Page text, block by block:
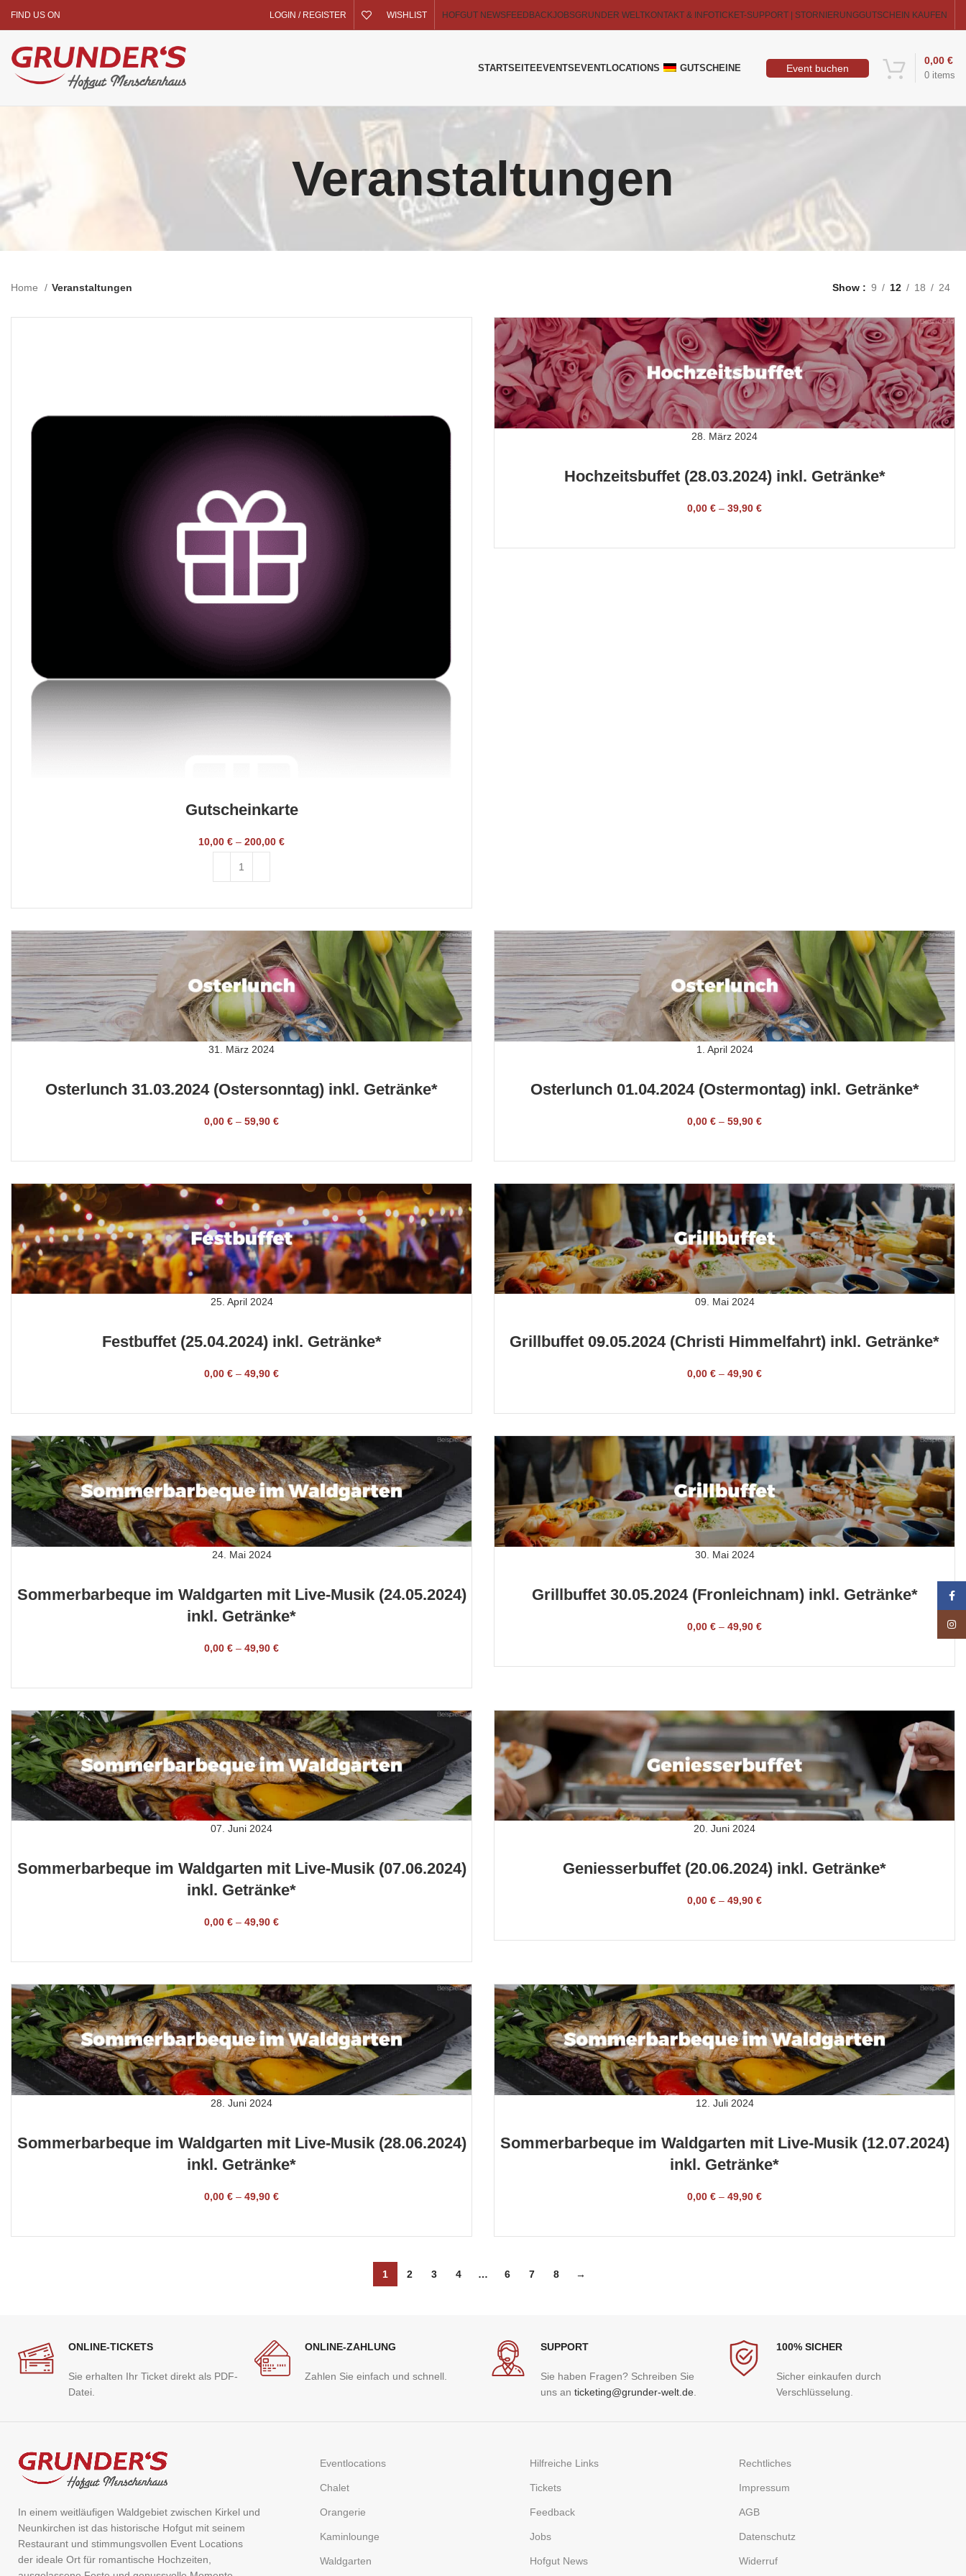
FIND US ON LOGIN / REGISTER WISHLIST HOFGUT NEWSFEEDBACKJOBSGRUNDER WELTKONTAKT & INFOTICKET-SUPPORT | STORNIERUNGGUTSCHEIN KAUFEN
STARTSEITEEVENTS EVENTLOCATIONS GUTSCHEINE Event buchen
0 items
0,00 €
Veranstaltungen
Home Veranstaltungen Show 9 12 18 24
Gutscheinkarte
10,00 € – 200,00 €
28. März 2024
Hochzeitsbuffet (28.03.2024) inkl. Getränke*
0,00 € – 39,90 €
31. März 2024
Osterlunch 31.03.2024 (Ostersonntag) inkl. Getränke*
0,00 € – 59,90 €
1. April 2024
Osterlunch 01.04.2024 (Ostermontag) inkl. Getränke*
0,00 € – 59,90 €
25. April 2024
Festbuffet (25.04.2024) inkl. Getränke*
0,00 € – 49,90 €
09. Mai 2024
Grillbuffet 09.05.2024 (Christi Himmelfahrt) inkl. Getränke*
0,00 € – 49,90 €
24. Mai 2024
Sommerbarbeque im Waldgarten mit Live-Musik (24.05.2024)
inkl. Getränke*
0,00 € – 49,90 €
30. Mai 2024
Grillbuffet 30.05.2024 (Fronleichnam) inkl. Getränke*
0,00 € – 49,90 €
07. Juni 2024
Sommerbarbeque im Waldgarten mit Live-Musik (07.06.2024)
inkl. Getränke*
0,00 € – 49,90 €
20. Juni 2024
Geniesserbuffet (20.06.2024) inkl. Getränke*
0,00 € – 49,90 €
28. Juni 2024
Sommerbarbeque im Waldgarten mit Live-Musik (28.06.2024)
inkl. Getränke*
0,00 € – 49,90 €
12. Juli 2024
Sommerbarbeque im Waldgarten mit Live-Musik (12.07.2024)
inkl. Getränke*
0,00 € – 49,90 €
1 2 3 4 … 6 7 8 →
ONLINE-TICKETS
Sie erhalten Ihr Ticket direkt als PDF-
Datei.
ONLINE-ZAHLUNG
Zahlen Sie einfach und schnell.
SUPPORT
Sie haben Fragen? Schreiben Sie
uns an ticketing@grunder-welt.de.
100% SICHER
Sicher einkaufen durch
Verschlüsselung.
In einem weitläufigen Waldgebiet zwischen Kirkel und
Neunkirchen ist das historische Hofgut mit seinem
Restaurant und stimmungsvollen Event Locations
der ideale Ort für romantische Hochzeiten,
Eventlocations
Chalet
Orangerie
Kaminlounge
Waldgarten
Hilfreiche Links
Tickets
Feedback
Jobs
Hofgut News
Rechtliches
Impressum
AGB
Datenschutz
Widerruf